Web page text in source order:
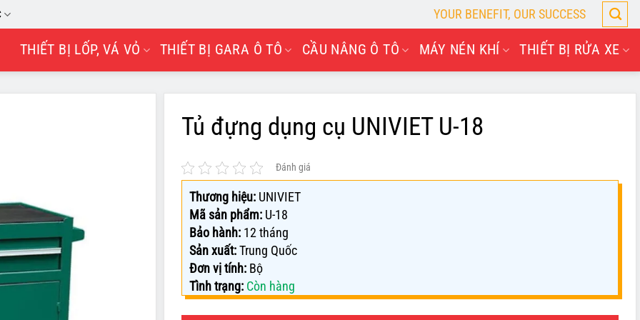
YOUR BENEFIT, OUR SUCCESS
THIẾT BỊ LỐP, VÁ VỎ THIẾT BỊ GARA Ô TÔ CẦU NÂNG Ô TÔ MÁY NÉN KHÍ THIẾT BỊ RỬA XE
Tủ đựng dụng cụ UNIVIET U-18
Đánh giá
Thương hiệu: UNIVIET
Mã sản phẩm: U-18
Bảo hành: 12 tháng
Sản xuất:Trung Quốc
Đơn vị tính: Bộ
Tình trạng: Còn hàng